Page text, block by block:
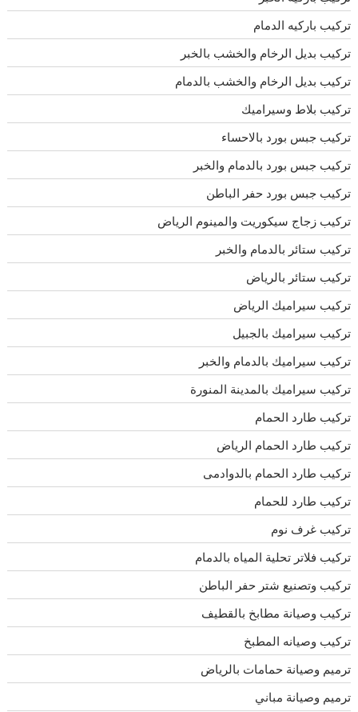
تركيب باركيه الدمام
تركيب بديل الرخام والخشب بالخبر
تركيب بديل الرخام والخشب بالدمام
تركيب بلاط وسيراميك
تركيب جبس بورد بالاحساء
تركيب جبس بورد بالدمام والخبر
تركيب جبس بورد حفر الباطن
تركيب زجاج سيكوريت والمينوم الرياض
تركيب ستائر بالدمام والخبر
تركيب ستائر بالرياض
تركيب سيراميك الرياض
تركيب سيراميك بالجبيل
تركيب سيراميك بالدمام والخبر
تركيب سيراميك بالمدينة المنورة
تركيب طارد الحمام
تركيب طارد الحمام الرياض
تركيب طارد الحمام بالدوادمى
تركيب طارد للحمام
تركيب غرف نوم
تركيب فلاتر تحلية المياه بالدمام
تركيب وتصنيع شتر حفر الباطن
تركيب وصيانة مطابخ بالقطيف
تركيب وصيانه المطبخ
ترميم وصيانة حمامات بالرياض
ترميم وصيانة مباني